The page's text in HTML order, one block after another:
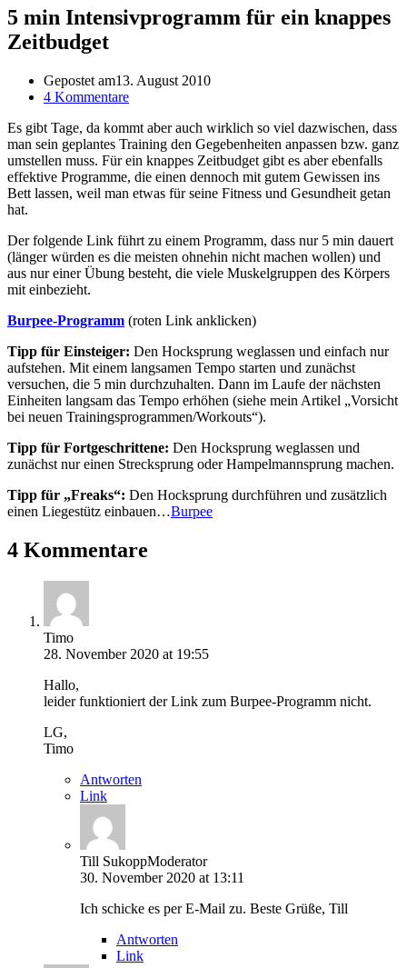
5 min Intensivprogramm für ein knappes
Zeitbudget
Gepostet am13. August 2010
4 Kommentare
Es gibt Tage, da kommt aber auch wirklich so viel dazwischen, dass
man sein geplantes Training den Gegebenheiten anpassen bzw. ganz
umstellen muss. Für ein knappes Zeitbudget gibt es aber ebenfalls
effektive Programme, die einen dennoch mit gutem Gewissen ins
Bett lassen, weil man etwas für seine Fitness und Gesundheit getan
hat.
Der folgende Link führt zu einem Programm, dass nur 5 min dauert
(länger würden es die meisten ohnehin nicht machen wollen) und
aus nur einer Übung besteht, die viele Muskelgruppen des Körpers
mit einbezieht.
Burpee-Programm (roten Link anklicken)
Tipp für Einsteiger: Den Hocksprung weglassen und einfach nur
aufstehen. Mit einem langsamen Tempo starten und zunächst
versuchen, die 5 min durchzuhalten. Dann im Laufe der nächsten
Einheiten langsam das Tempo erhöhen (siehe mein Artikel „Vorsicht
bei neuen Trainingsprogrammen/Workouts“).
Tipp für Fortgeschrittene: Den Hocksprung weglassen und
zunächst nur einen Strecksprung oder Hampelmannsprung machen.
Tipp für „Freaks“: Den Hocksprung durchführen und zusätzlich
einen Liegestütz einbauen…Burpee
4 Kommentare
Timo
28. November 2020 at 19:55
Hallo,
leider funktioniert der Link zum Burpee-Programm nicht.
LG,
Timo
Antworten
Link
Till SukoppModerator
30. November 2020 at 13:11
Ich schicke es per E-Mail zu. Beste Grüße, Till
Antworten
Link